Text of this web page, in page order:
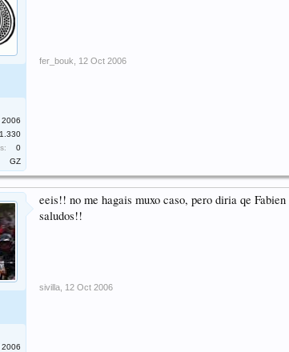
2006
1.330
0
GZ
fer_bouk 12 Oct 2006
eeis!! no me hagais muxo caso, pero diria qe
saludos!!
sivilla 12 Oct 2006